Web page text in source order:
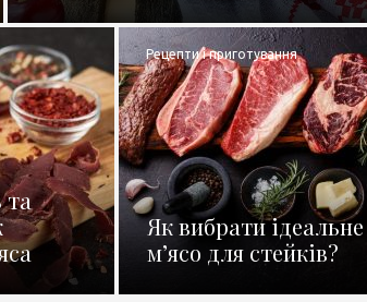
та
Рецепти і приготування
Як вибрати ідеальне
м’ясо для стейків?